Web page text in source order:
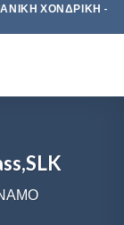
ΧΟΝΔΡΙΚΗ -